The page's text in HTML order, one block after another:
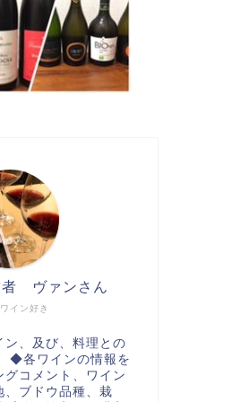
イン好き
者 ヴァンさん
、及び、料理との
◆各ワインの情報を
コメント、ワイン
、ブドウ品種、栽